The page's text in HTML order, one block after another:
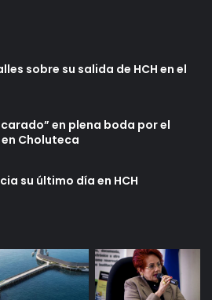
sobre su salida de HCH en el
en plena boda por el
Choluteca
su último día en HCH